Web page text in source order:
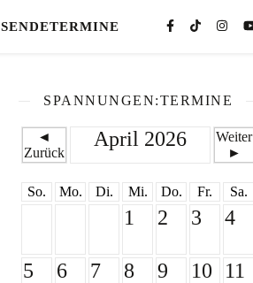
SENDETERMINE
SPANNUNGEN:TERMINE
◄
Zurück
April 2026
Weiter
►
So. Mo. Di. Mi. Do. Fr. Sa.
1 2 3 4
5 6 7 8 9 10 11